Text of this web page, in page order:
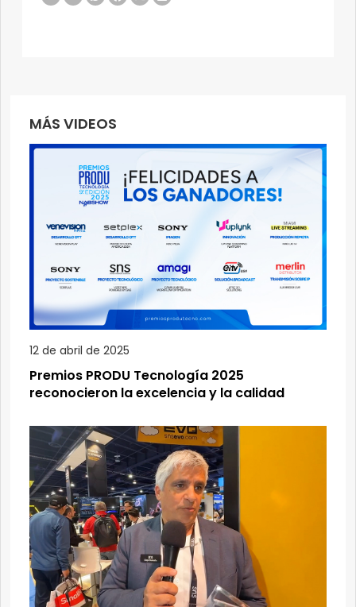
MÁS VIDEOS
12 de abril de 2025
Premios PRODU Tecnología 2025
reconocieron la excelencia y la calidad